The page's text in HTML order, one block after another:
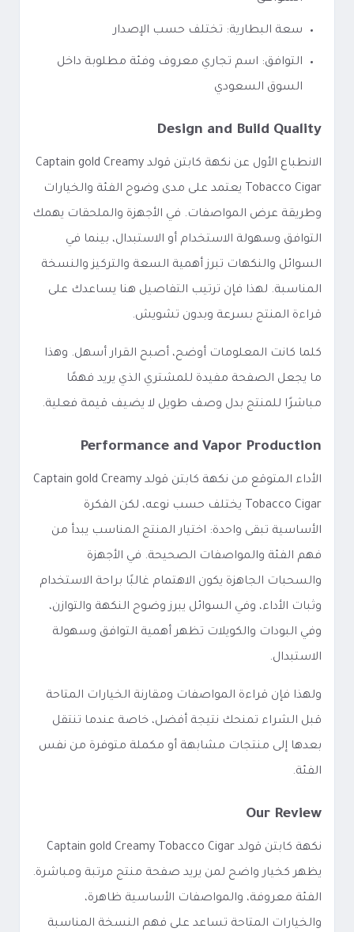
سعة البطارية: تختلف حسب الإصدار
التوافق: اسم تجاري معروف وفئة مطلوبة داخل
السوق السعودي
Design and Build Quality
الانطباع الأول عن نكهة كابتن قولد Captain gold Creamy
Tobacco Cigar يعتمد على مدى وضوح الفئة والخيارات
وطريقة عرض المواصفات. في الأجهزة والملحقات يهمك
التوافق وسهولة الاستخدام أو الاستبدال، بينما في
السوائل والنكهات تبرز أهمية السعة والتركيز والنسخة
المناسبة. لهذا فإن ترتيب التفاصيل هنا يساعدك على
قراءة المنتج بسرعة وبدون تشويش.
كلما كانت المعلومات أوضح، أصبح القرار أسهل. وهذا
ما يجعل الصفحة مفيدة للمشتري الذي يريد فهمًا
مباشرًا للمنتج بدل وصف طويل لا يضيف قيمة فعلية.
Performance and Vapor Production
الأداء المتوقع من نكهة كابتن قولد Captain gold Creamy
Tobacco Cigar يختلف حسب نوعه، لكن الفكرة
الأساسية تبقى واحدة: اختيار المنتج المناسب يبدأ من
فهم الفئة والمواصفات الصحيحة. في الأجهزة
والسحبات الجاهزة يكون الاهتمام غالبًا براحة الاستخدام
وثبات الأداء، وفي السوائل يبرز وضوح النكهة والتوازن،
وفي البودات والكويلات تظهر أهمية التوافق وسهولة
الاستبدال.
ولهذا فإن قراءة المواصفات ومقارنة الخيارات المتاحة
قبل الشراء تمنحك نتيجة أفضل، خاصة عندما تنتقل
بعدها إلى منتجات مشابهة أو مكملة متوفرة من نفس
الفئة.
Our Review
نكهة كابتن قولد Captain gold Creamy Tobacco Cigar
يظهر كخيار واضح لمن يريد صفحة منتج مرتبة ومباشرة.
الفئة معروفة، والمواصفات الأساسية ظاهرة،
والخيارات المتاحة تساعد على فهم النسخة المناسبة